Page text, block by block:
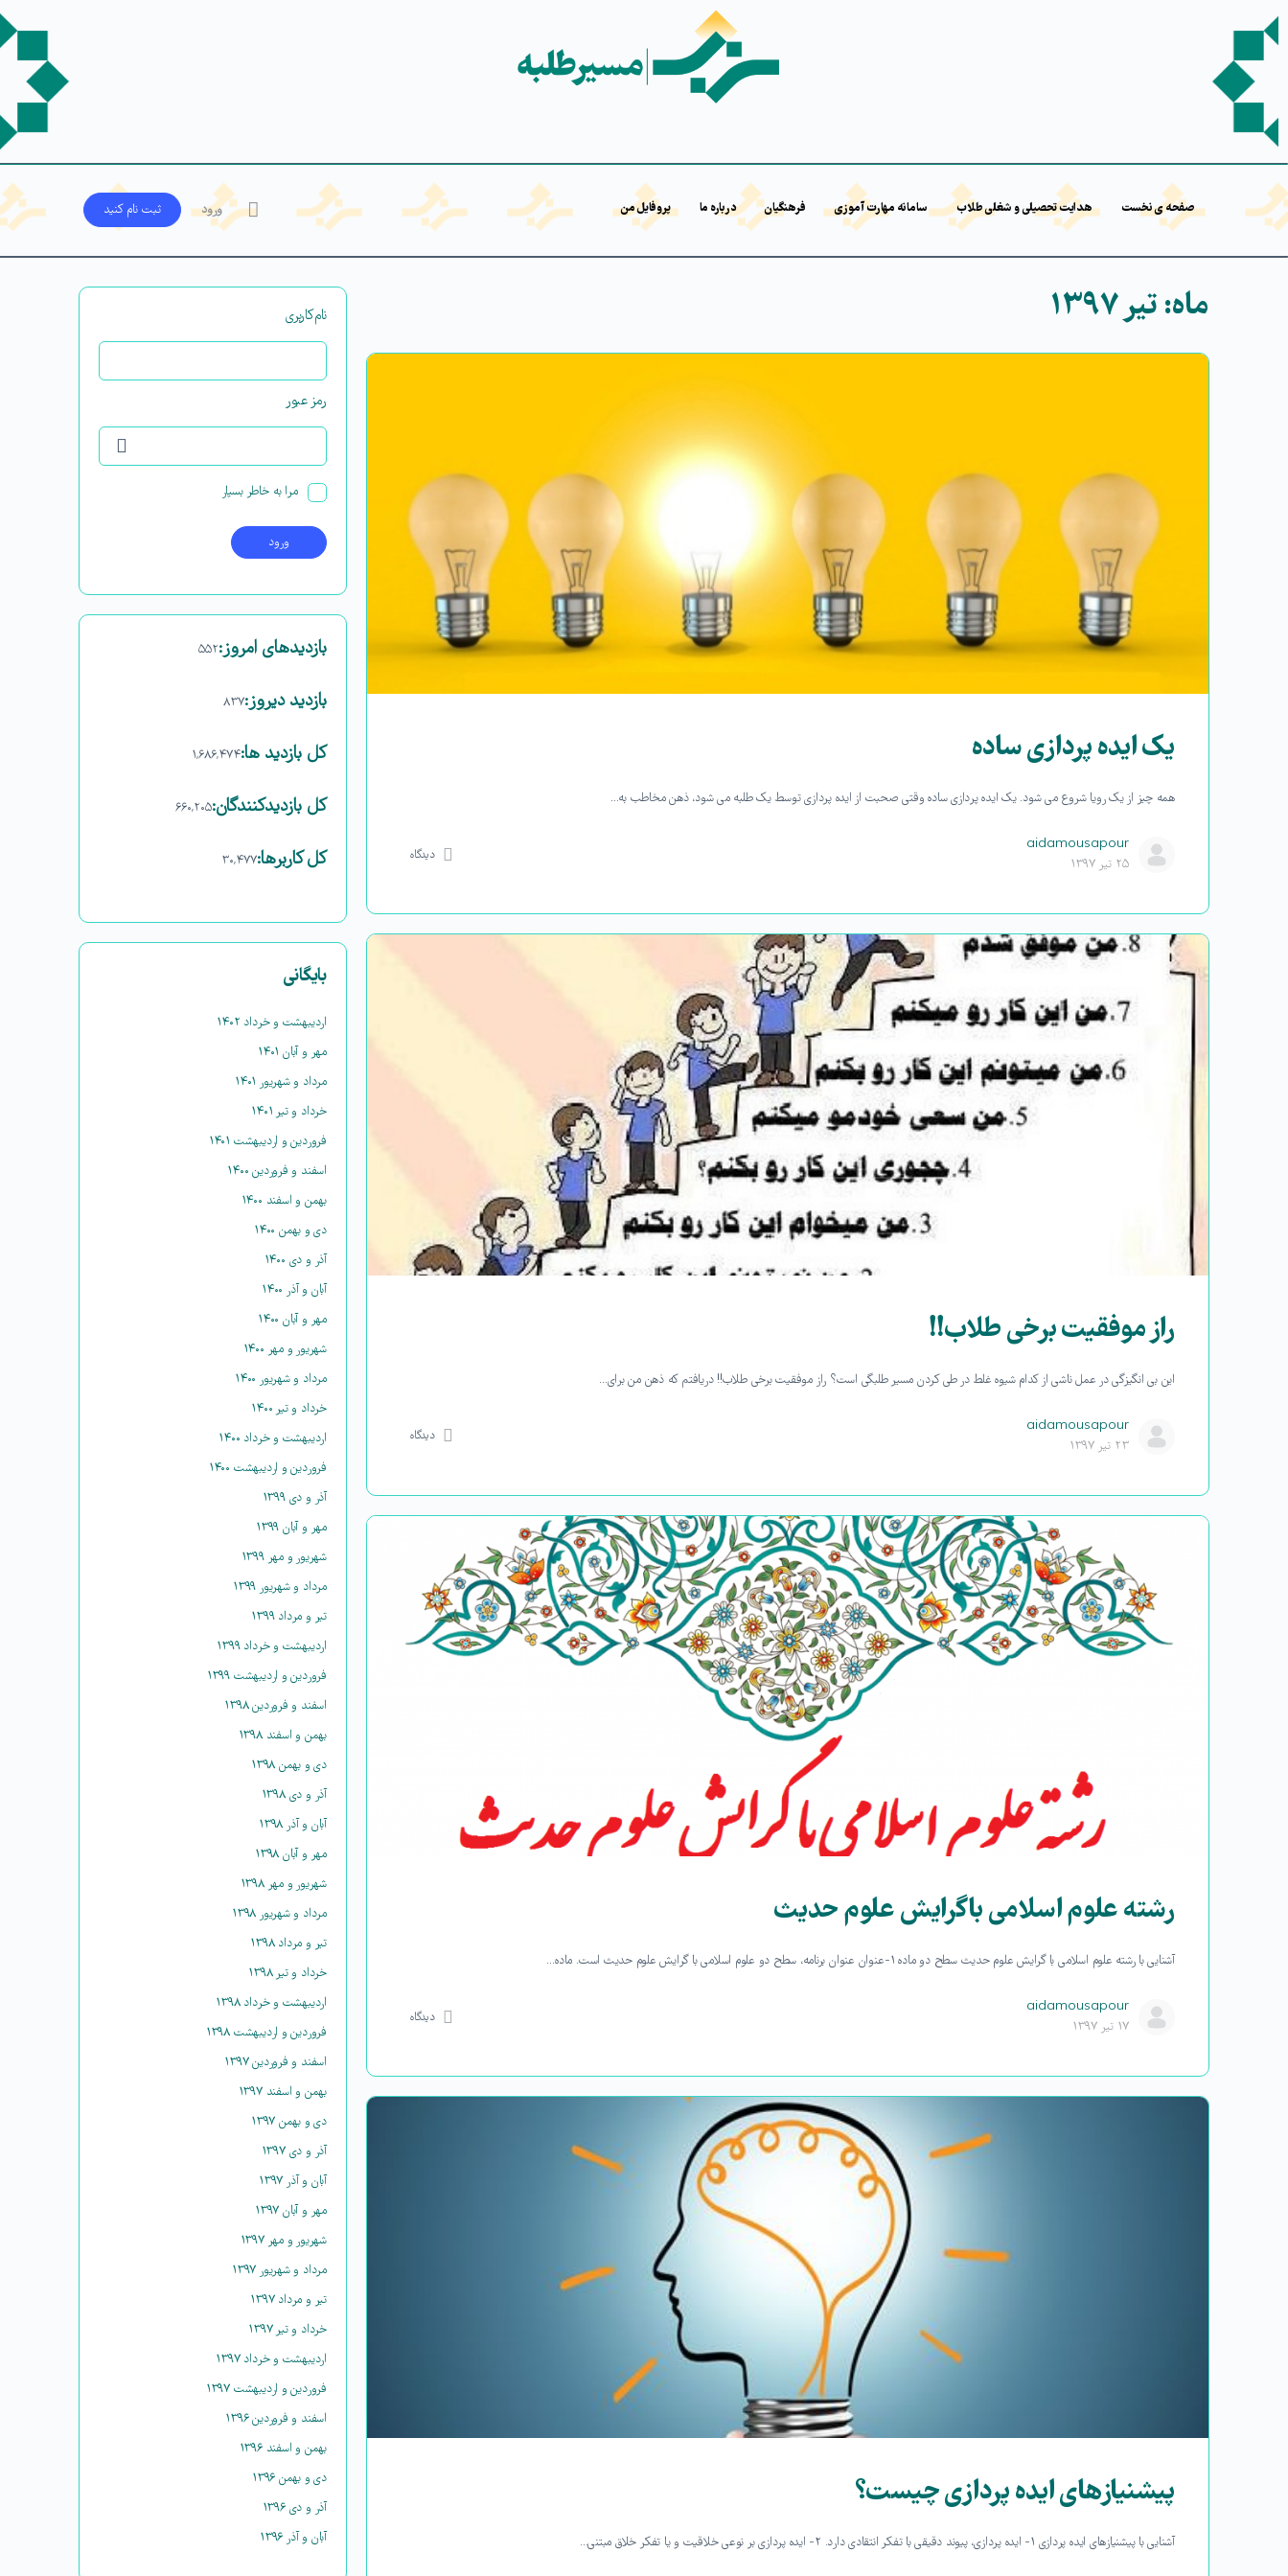
صفحه ی نخست هدایت تحصیلی و شغلی طلاب سامانه مهارت آموزی فرهنگیان درباره ما پروفایل من ورود ثبت‌ نام کنید
ماه:تیر ۱۳۹۷
یک ایده پردازی ساده
همه چیز از یک رویا شروع می شود. یک ایده پردازی ساده وقتی صحبت از ایده پردازی توسط یک طلبه می شود، ذهن مخاطب به…
aidamousapour
۲۵ تیر ۱۳۹۷
دیدگاه
راز موفقیت برخی طلاب!!
این بی انگیزگی در عمل ناشی از کدام شیوه غلط در طی کردن مسیر طلبگی است؟ راز موفقیت برخی طلاب!! دریافتم که ذهن من برای…
aidamousapour
۲۳ تیر ۱۳۹۷
دیدگاه
رشته علوم اسلامی با گرایش علوم حدیث
آشنایی با رشته علوم اسلامی با گرایش علوم حدیث سطح دو ماده ۱- عنوان عنوان برنامه، سطح دو علوم اسلامی با گرایش علوم حدیث است. ماده…
aidamousapour
۱۷ تیر ۱۳۹۷
دیدگاه
پیشنیازهای ایده پردازی چیست؟
آشنایی با پیشنیازهای ایده پردازی ۱- ایده پردازی، پیوند دقیقی با تفکر انتقادی دارد. ۲- ایده پردازی بر نوعی خلاقیت و یا تفکر خلاق مبتنی…
نام‌کاربری
رمز عبور
مرا به خاطر بسپار
بازدیدهای امروز:۵۵۲
بازدید دیروز:۸۳۷
کل بازدید ها:۱,۶۸۶,۴۷۴
کل بازدیدکنند‌گان:۶۶۰,۲۰۵
کل کاربرها:۳۰,۴۷۷
بایگانی
اردیبهشت و خرداد ۱۴۰۲
مهر و آبان ۱۴۰۱
مرداد و شهریور ۱۴۰۱
خرداد و تیر ۱۴۰۱
فروردین و اردیبهشت ۱۴۰۱
اسفند و فروردین ۱۴۰۰
بهمن و اسفند ۱۴۰۰
دی و بهمن ۱۴۰۰
آذر و دی ۱۴۰۰
آبان و آذر ۱۴۰۰
مهر و آبان ۱۴۰۰
شهریور و مهر ۱۴۰۰
مرداد و شهریور ۱۴۰۰
خرداد و تیر ۱۴۰۰
اردیبهشت و خرداد ۱۴۰۰
فروردین و اردیبهشت ۱۴۰۰
آذر و دی ۱۳۹۹
مهر و آبان ۱۳۹۹
شهریور و مهر ۱۳۹۹
مرداد و شهریور ۱۳۹۹
تیر و مرداد ۱۳۹۹
اردیبهشت و خرداد ۱۳۹۹
فروردین و اردیبهشت ۱۳۹۹
اسفند و فروردین ۱۳۹۸
بهمن و اسفند ۱۳۹۸
دی و بهمن ۱۳۹۸
آذر و دی ۱۳۹۸
آبان و آذر ۱۳۹۸
مهر و آبان ۱۳۹۸
شهریور و مهر ۱۳۹۸
مرداد و شهریور ۱۳۹۸
تیر و مرداد ۱۳۹۸
خرداد و تیر ۱۳۹۸
اردیبهشت و خرداد ۱۳۹۸
فروردین و اردیبهشت ۱۳۹۸
اسفند و فروردین ۱۳۹۷
بهمن و اسفند ۱۳۹۷
دی و بهمن ۱۳۹۷
آذر و دی ۱۳۹۷
آبان و آذر ۱۳۹۷
مهر و آبان ۱۳۹۷
شهریور و مهر ۱۳۹۷
مرداد و شهریور ۱۳۹۷
تیر و مرداد ۱۳۹۷
خرداد و تیر ۱۳۹۷
اردیبهشت و خرداد ۱۳۹۷
فروردین و اردیبهشت ۱۳۹۷
اسفند و فروردین ۱۳۹۶
بهمن و اسفند ۱۳۹۶
دی و بهمن ۱۳۹۶
آذر و دی ۱۳۹۶
آبان و آذر ۱۳۹۶